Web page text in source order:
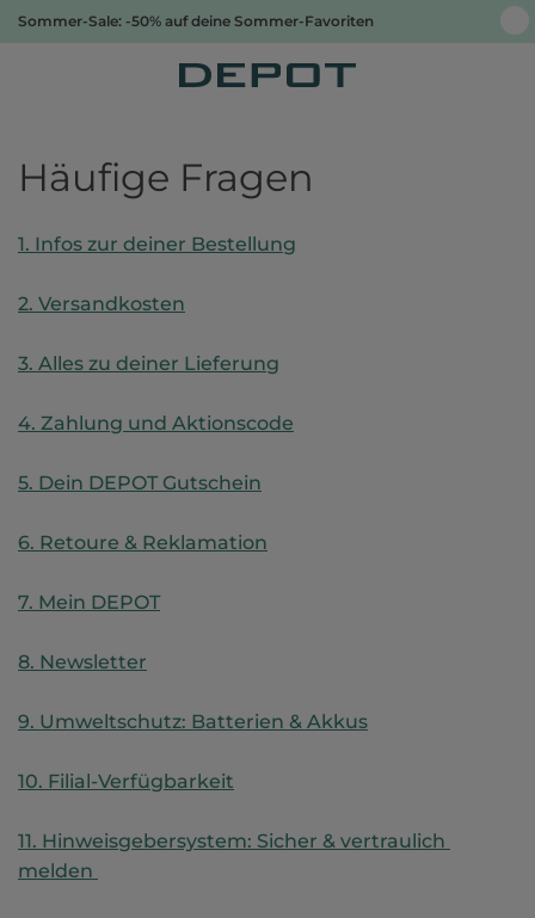
Sommer-Sale: -50% auf deine Sommer-Favoriten
Häufige Fragen
1. Infos zur deiner Bestellung
2. Versandkosten
3. Alles zu deiner Lieferung
4. Zahlung und Aktionscode
5. Dein DEPOT Gutschein
6. Retoure & Reklamation
7. Mein DEPOT
8. Newsletter
9. Umweltschutz: Batterien & Akkus
10. Filial-Verfügbarkeit
11. Hinweisgebersystem: Sicher & vertraulich
melden